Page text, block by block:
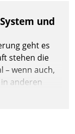
Allein
ist es nicht
Unternehmen
hinterfragen
und
geht es
stehen die
– wenn auch,
anderen